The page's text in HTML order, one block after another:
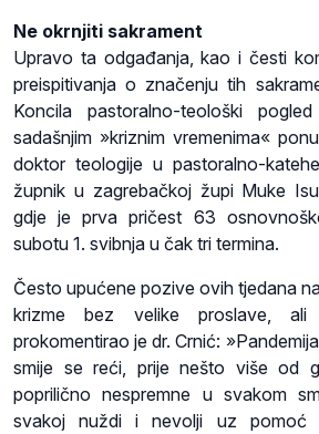
Ne okrnjiti sakrament
Upravo ta odgađanja, kao i česti
preispitivanja o značenju tih
Koncila pastoralno-teološki
sadašnjim »kriznim vremenima«
doktor teologije u pastoralno-
župnik u zagrebačkoj župi Muke
gdje je prva pričest 63
subotu 1. svibnja u čak tri termina.
Često upućene pozive ovih tjedana
krizme bez velike proslave,
prokomentirao je dr. Crnić:
smije se reći, prije nešto više od
poprilično nespremne u svakom
svakoj nuždi i nevolji uz pomoć